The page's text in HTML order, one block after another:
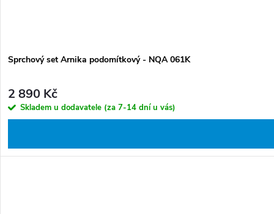
Sprchový set Arnika podomítkový - NQA 061K
2 890 Kč
Skladem u dodavatele (za 7-14 dní u vás)